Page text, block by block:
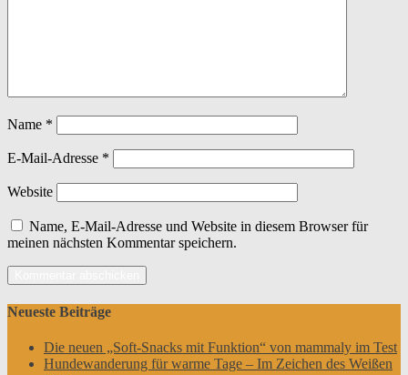
Name *
E-Mail-Adresse *
Website
Name, E-Mail-Adresse und Website in diesem Browser für
meinen nächsten Kommentar speichern.
Neueste Beiträge
Die neuen „Soft-Snacks mit Funktion“ von mammaly im Test
Hundewanderung für warme Tage – Im Zeichen des Weißen